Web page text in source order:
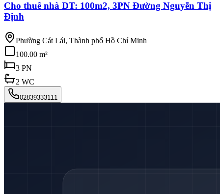
Cho thuê nhà DT: 100m2, 3PN Đường Nguyễn Thị
Định
Phường Cát Lái, Thành phố Hồ Chí Minh
100.00 m²
3 PN
2 WC
02839333111